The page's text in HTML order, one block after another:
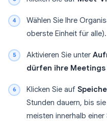
Wählen Sie Ihre
oberste Einheit für alle).
Aktivieren Sie unter
dürfen ihre
Klicken Sie auf
Stunden dauern, bis
meisten innerhalb